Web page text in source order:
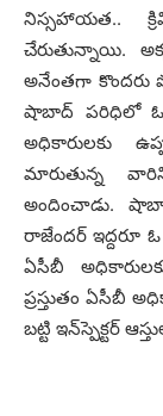
నిస్స‌హాయ‌త‌..
చేరుతున్నాయి.
అనేంత‌గా కొంద‌రు
షాబాద్ ప‌రిధిలో ఓ
అధికారుల‌కు
మారుతున్న
అందించాడు.
రాజేంద‌ర్ ఇద్ద‌రూ
ఏసీబీ
ప్ర‌స్తుతం ఏసీబీ
బ‌ట్టి ఇన్‌స్పెక్ట‌ర్